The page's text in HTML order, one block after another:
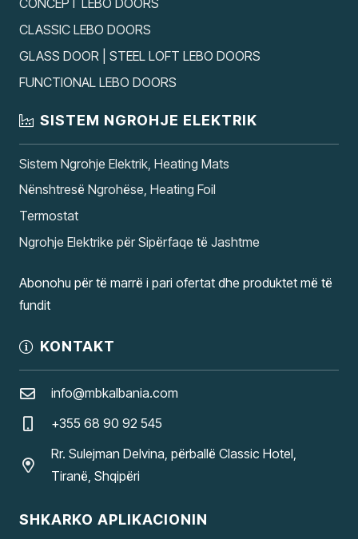
CONCEPT LEBO DOORS
CLASSIC LEBO DOORS
GLASS DOOR | STEEL LOFT LEBO DOORS
FUNCTIONAL LEBO DOORS
SISTEM NGROHJE ELEKTRIK
Sistem Ngrohje Elektrik, Heating Mats
Nënshtresë Ngrohëse, Heating Foil
Termostat
Ngrohje Elektrike për Sipërfaqe të Jashtme
Abonohu për të marrë i pari ofertat dhe produktet më të
fundit
KONTAKT
info@mbkalbania.com
+355 68 90 92 545
Rr. Sulejman Delvina, përballë Classic Hotel,
Tiranë, Shqipëri
SHKARKO APLIKACIONIN